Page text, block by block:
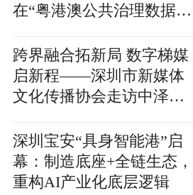
在“粤港澳公共治理数据分
跨界融合拓新局 数字梯媒
启新程——深圳市新媒体
文化传播协会走访中泽信
深圳宝安“具身智能港”启
幕：制造底座+全链生态，
重构AI产业化底层逻辑